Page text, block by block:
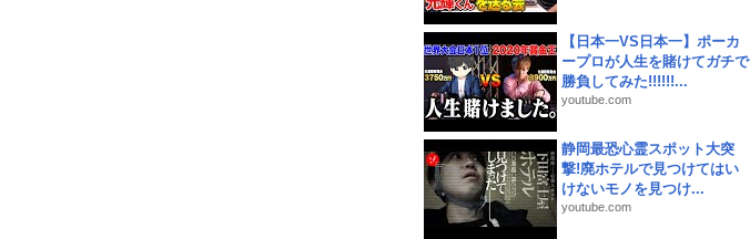
【日本一VS日本一】ポーカ
ープロが人生を賭けてガチで
勝負してみた!!!!!!...
youtube.com
静岡最恐心霊スポット大突
撃!廃ホテルで見つけてはい
けないモノを見つけ...
youtube.com